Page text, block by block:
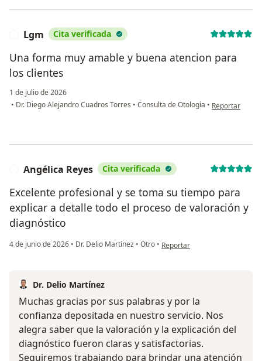
Lgm Cita verificada
Una forma muy amable y buena atencion para
los clientes
1 de julio de 2026
• Dr. Diego Alejandro Cuadros Torres • Consulta de Otología • en opinión del
Reportar
Angélica Reyes Cita verificada
Excelente profesional y se toma su tiempo para
explicar a detalle todo el proceso de valoración y
diagnóstico
4 de junio de 2026 • Dr. Delio Martínez • Otro • en opinión del usuario
Reportar
Dr. Delio Martínez
Muchas gracias por sus palabras y por la
confianza depositada en nuestro servicio. Nos
alegra saber que la valoración y la explicación del
diagnóstico fueron claras y satisfactorias.
Seguiremos trabajando para brindar una atención